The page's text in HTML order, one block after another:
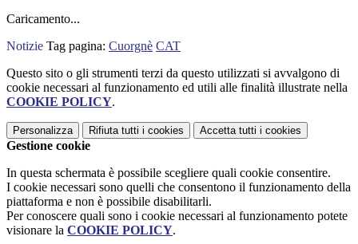
Caricamento...
Notizie Tag pagina: Cuorgnè CAT
Questo sito o gli strumenti terzi da questo utilizzati si avvalgono di
cookie necessari al funzionamento ed utili alle finalità illustrate nella
COOKIE POLICY.
Personalizza Rifiuta tutti i cookies Accetta tutti i cookies
Gestione cookie
In questa schermata è possibile scegliere quali cookie consentire.
I cookie necessari sono quelli che consentono il funzionamento della
piattaforma e non è possibile disabilitarli.
Per conoscere quali sono i cookie necessari al funzionamento potete
visionare la COOKIE POLICY.